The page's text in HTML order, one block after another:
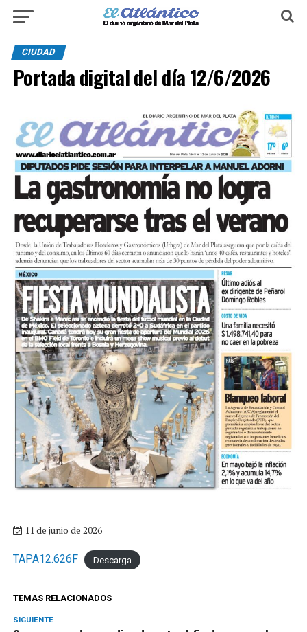
CIUDAD
Portada digital del día 12/6/2026
11 de junio de 2026
TAPA12.626F Descarga
TEMAS RELACIONADOS
SIGUIENTE